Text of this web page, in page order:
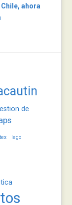
ahora
de
lego